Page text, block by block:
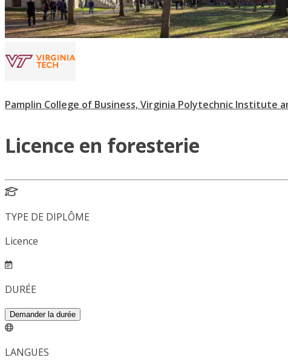
Pamplin College of Business, Virginia Polytechnic Institute
Licence en foresterie
TYPE DE DIPLÔME
Licence
DURÉE
Demander la durée
LANGUES